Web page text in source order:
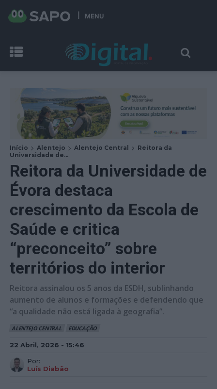
MENU
Início Alentejo Alentejo Central
Reitora da
Universidade de...
Reitora da Universidade de
Évora destaca
crescimento da Escola de
Saúde e critica
“preconceito” sobre
territórios do interior
Reitora assinalou os 5 anos da ESDH, sublinhando
aumento de alunos e formações e defendendo que
“a qualidade não está ligada à geografia”.
ALENTEJO CENTRAL EDUCAÇÃO
22 Abril, 2026 - 15:46
Por:
Luís Diabão